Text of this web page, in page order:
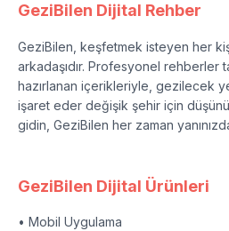
GeziBilen Dijital Rehber
GeziBilen, keşfetmek isteyen her
arkadaşıdır. Profesyonel rehberler
hazırlanan içerikleriyle, gezilecek
işaret eder değişik şehir için
gidin, GeziBilen her zaman
GeziBilen Dijital Ürünleri
• Mobil Uygulama